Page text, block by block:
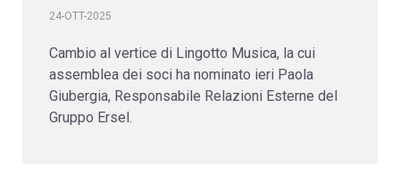
24-OTT-2025
Cambio al vertice di Lingotto Musica, la cui
assemblea dei soci ha nominato ieri Paola
Giubergia, Responsabile Relazioni Esterne del
Gruppo Ersel.